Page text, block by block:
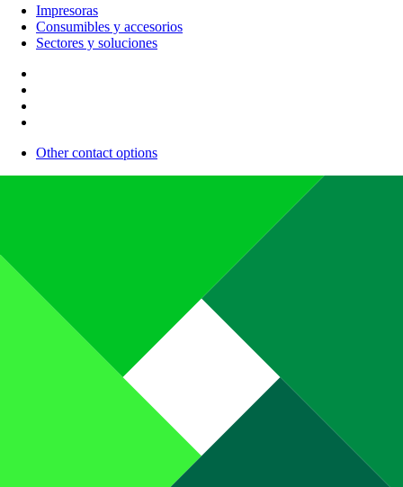
Impresoras
Consumibles y accesorios
Sectores y soluciones
Other contact options